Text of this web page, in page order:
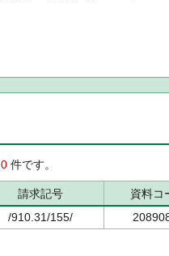
0 件です。
請求記号
資料コ
/910.31/155/